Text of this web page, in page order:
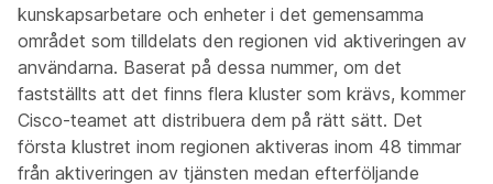
kunskapsarbetare och enheter i det gemensamma
området som tilldelats den regionen vid aktiveringen av
användarna. Baserat på dessa nummer, om det
fastställts att det finns flera kluster som krävs, kommer
Cisco-teamet att distribuera dem på rätt sätt. Det
första klustret inom regionen aktiveras inom 48 timmar
från aktiveringen av tjänsten medan efterföljande